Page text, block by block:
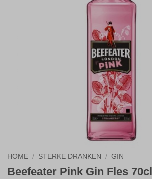
HOME / STERKE DRANKEN / GIN
Beefeater Pink Gin Fles 70cl